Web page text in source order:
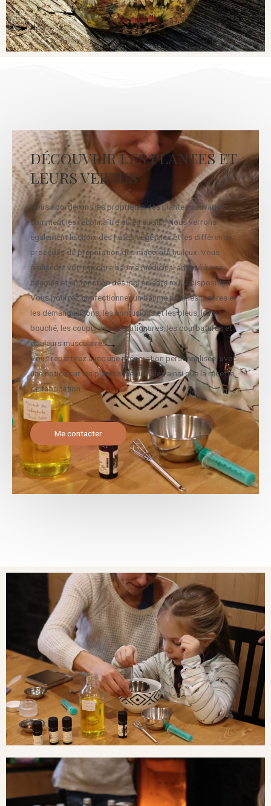
DÉCOUVRIR LES PLANTES ET
LEURS VERTUS
Nous aborderons les propriétés des plantes sauvages,
comment les reconnaître et les cueillir. Nous verrons
également le choix des huiles végétales et les différents
procédés de préparation des macérats huileux. Vous
réaliserez votre propre baume médicinal adapté à vos
besoins et en fonction des ingrédients mis à disposition.
Vous pourrez confectionner un baume pour les piqûres et
les démangeaisons, les contusions et les bleus, le nez
bouché, les coupures et égratignures, les courbatures et
douleurs musculaires…
Vous repartirez avec une préparation personnalisée, avec
une notice sur les plantes médicinales ainsi que la recette
de fabrication.
Me contacter